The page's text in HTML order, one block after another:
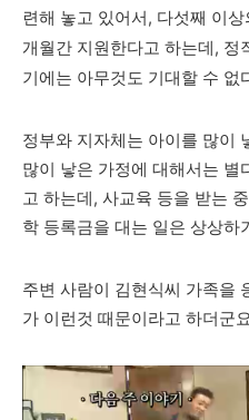
련해 놓고 있어서, 다섯째 이
개월간 지원한다고 하는데, 정
기에는 아무것도 기대할 수 없
정부와 지자체는 아이를 많이
많이 낳은 가정에 대해서는 별
고 하는데, 사교육 등을 받는
학 등록금을 대는 일은 상상하
주변 사람이 김현식씨 가족을
가 이런것 때문이라고 하더군